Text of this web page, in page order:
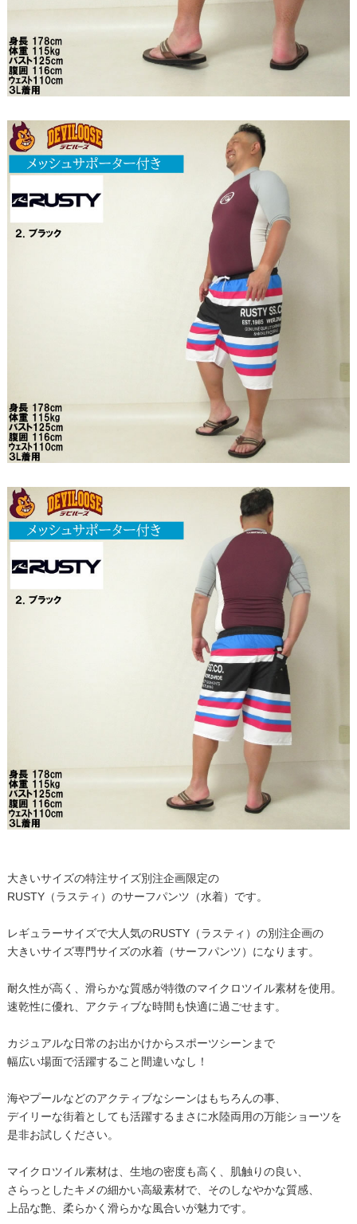
大きいサイズの特注サイズ別注企画限定の
RUSTY（ラスティ）のサーフパンツ（水着）です。
レギュラーサイズで大人気のRUSTY（ラスティ）の別注企画の
大きいサイズ専門サイズの水着（サーフパンツ）になります。
耐久性が高く、滑らかな質感が特徴のマイクロツイル素材を使用。
速乾性に優れ、アクティブな時間も快適に過ごせます。
カジュアルな日常のお出かけからスポーツシーンまで
幅広い場面で活躍すること間違いなし！
海やプールなどのアクティブなシーンはもちろんの事、
デイリーな街着としても活躍するまさに水陸両用の万能ショーツを
是非お試しください。
マイクロツイル素材は、生地の密度も高く、肌触りの良い、
さらっとしたキメの細かい高級素材で、そのしなやかな質感、
上品な艶、柔らかく滑らかな風合いが魅力です。